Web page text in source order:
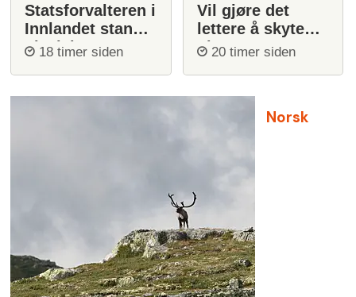
Statsforvalteren i
Innlandet stanser
ulvejakt
18 timer siden
Vil gjøre det
lettere å skyte
ulv20 timer siden
Norsk